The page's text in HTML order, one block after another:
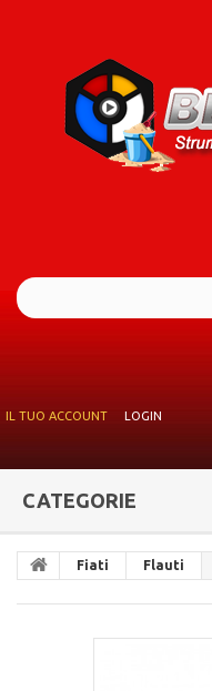
IL TUO ACCOUNT
LOGIN
CATEGORIE
Fiati Flauti